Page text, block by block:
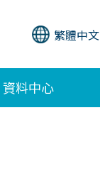
繁體中文
資料中心